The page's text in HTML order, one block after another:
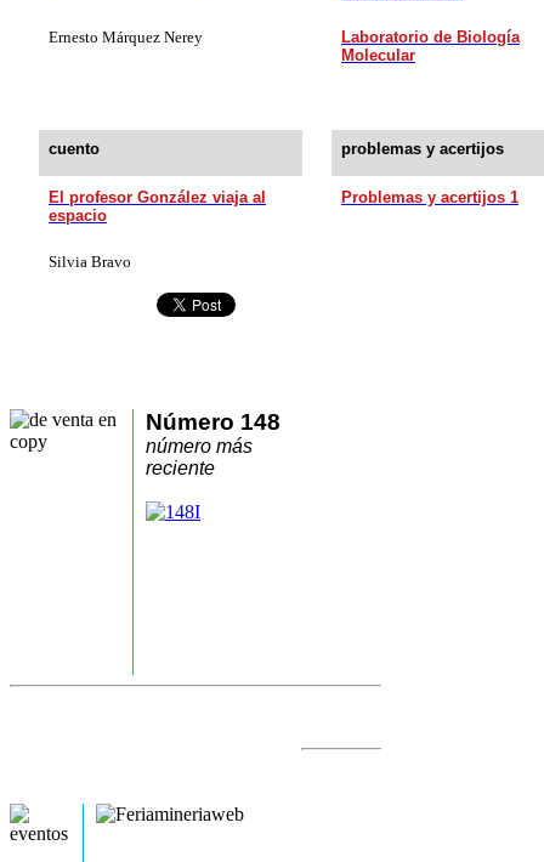
Ernesto Márquez Nerey
Laboratorio de Biología
Molecular
cuento problemas y acertijos
El profesor González viaja al
espacio
Problemas y acertijos 1
Silvia Bravo
Número 148
número más
reciente